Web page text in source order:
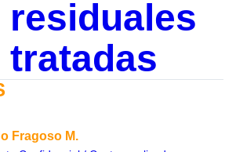
residuales
tratadas
Fragoso M.